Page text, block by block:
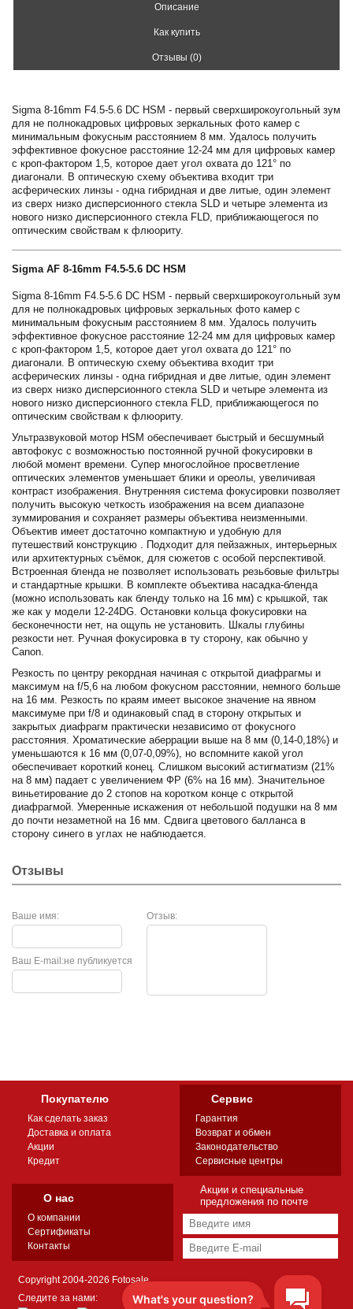
Описание
Как купить
Отзывы (0)
Sigma 8-16mm F4.5-5.6 DC HSM - первый сверхширокоугольный зум
для не полнокадровых цифровых зеркальных фото камер с
минимальным фокусным расстоянием 8 мм. Удалось получить
эффективное фокусное расстояние 12-24 мм для цифровых камер
с кроп-фактором 1,5, которое дает угол охвата до 121° по
диагонали. В оптическую схему объектива входит три
асферических линзы - одна гибридная и две литые, один элемент
из сверх низко дисперсионного стекла SLD и четыре элемента из
нового низко дисперсионного стекла FLD, приближающегося по
оптическим свойствам к флюориту.
Sigma AF 8-16mm F4.5-5.6 DC HSM
Sigma 8-16mm F4.5-5.6 DC HSM - первый сверхширокоугольный зум
для не полнокадровых цифровых зеркальных фото камер с
минимальным фокусным расстоянием 8 мм. Удалось получить
эффективное фокусное расстояние 12-24 мм для цифровых камер
с кроп-фактором 1,5, которое дает угол охвата до 121° по
диагонали. В оптическую схему объектива входит три
асферических линзы - одна гибридная и две литые, один элемент
из сверх низко дисперсионного стекла SLD и четыре элемента из
нового низко дисперсионного стекла FLD, приближающегося по
оптическим свойствам к флюориту.
Ультразвуковой мотор HSM обеспечивает быстрый и бесшумный
автофокус с возможностью постоянной ручной фокусировки в
любой момент времени. Супер многослойное просветление
оптических элементов уменьшает блики и ореолы, увеличивая
контраст изображения. Внутренняя система фокусировки позволяет
получить высокую четкость изображения на всем диапазоне
зуммирования и сохраняет размеры объектива неизменными.
Объектив имеет достаточно компактную и удобную для
путешествий конструкцию . Подходит для пейзажных, интерьерных
или архитектурных съёмок, для сюжетов с особой перспективой.
Встроенная бленда не позволяет использовать резьбовые фильтры
и стандартные крышки. В комплекте объектива насадка-бленда
(можно использовать как бленду только на 16 мм) с крышкой, так
же как у модели 12-24DG. Остановки кольца фокусировки на
бесконечности нет, на ощупь не установить. Шкалы глубины
резкости нет. Ручная фокусировка в ту сторону, как обычно у
Canon.
Резкость по центру рекордная начиная с открытой диафрагмы и
максимум на f/5,6 на любом фокусном расстоянии, немного больше
на 16 мм. Резкость по краям имеет высокое значение на явном
максимуме при f/8 и одинаковый спад в сторону открытых и
закрытых диафрагм практически независимо от фокусного
расстояния. Хроматические аберрации выше на 8 мм (0,14-0,18%) и
уменьшаются к 16 мм (0,07-0,09%), но вспомните какой угол
обеспечивает короткий конец. Слишком высокий астигматизм (21%
на 8 мм) падает с увеличением ФР (6% на 16 мм). Значительное
виньетирование до 2 стопов на коротком конце с открытой
диафрагмой. Умеренные искажения от небольшой подушки на 8 мм
до почти незаметной на 16 мм. Сдвига цветового балланса в
сторону синего в углах не наблюдается.
Отзывы
Ваше имя: Отзыв:
не публикуется
Ваш E-mail:
Покупателю
Как сделать заказ
Доставка и оплата
Акции
Кредит
Сервис
Гарантия
Возврат и обмен
Законодательство
Сервисные центры
О нас
О компании
Сертификаты
Контакты
Акции и специальные
предложения по почте
Copyright 2004-2026 Fotosale
Следите за нами: